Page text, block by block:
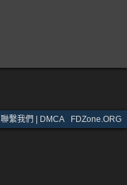
聯繫我們 | DMCA· FDZone.ORG